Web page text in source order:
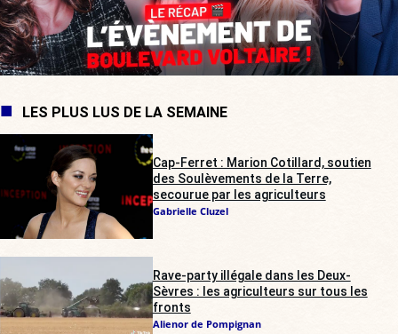
LES PLUS LUS DE LA SEMAINE
Cap-Ferret : Marion Cotillard, soutien
des Soulèvements de la Terre,
secourue par les agriculteurs
Gabrielle Cluzel
Rave-party illégale dans les Deux-
Sèvres : les agriculteurs sur tous les
fronts
Alienor de Pompignan